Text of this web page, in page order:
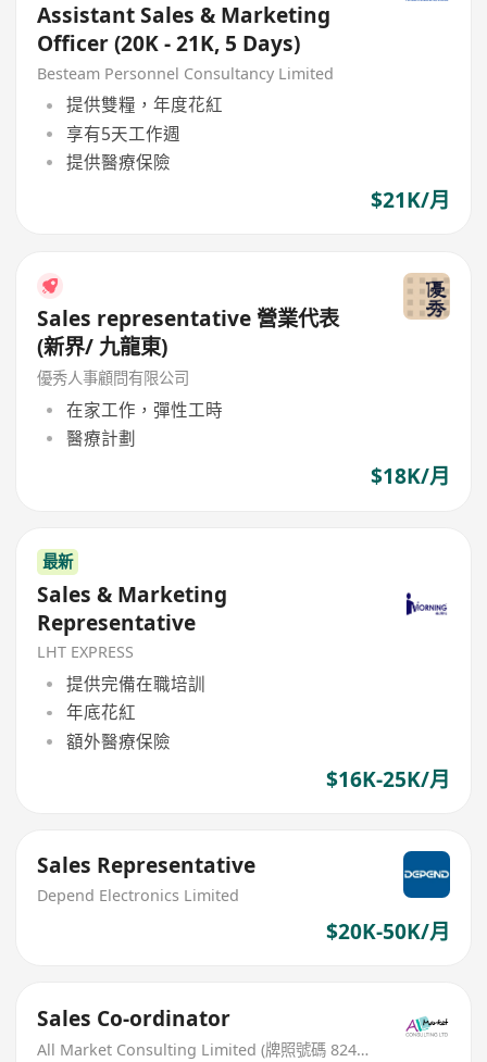
Assistant Sales & Marketing
Officer (20K - 21K, 5 Days)
Besteam Personnel Consultancy Limited
提供雙糧，年度花紅
享有5天工作週
提供醫療保險
$21K/月
Sales representative 營業代表
(新界/ 九龍東)
優秀人事顧問有限公司
在家工作，彈性工時
醫療計劃
$18K/月
最新
Sales & Marketing
Representative
LHT EXPRESS
提供完備在職培訓
年底花紅
額外醫療保險
$16K-25K/月
Sales Representative
Depend Electronics Limited
$20K-50K/月
Sales Co-ordinator
All Market Consulting Limited (牌照號碼 82468 -26-27年)